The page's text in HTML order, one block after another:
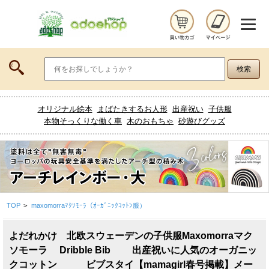
オリジナル絵本 まばたきするお人形 出産祝い 子供服
本物そっくりな働く車 木のおもちゃ 砂遊びグッズ
TOP > maxomorraﾏｸｿﾓｰﾗ（ｵｰｶﾞﾆｯｸｺｯﾄﾝ服）
よだれかけ 北欧スウェーデンの子供服Maxomorraマク
ソモーラ Dribble Bib 出産祝いに人気のオーガニッ
クコットン ビブスタイ【mamagirl春号掲載】メー